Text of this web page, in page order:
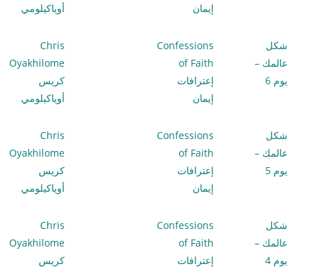
إيمان
أوياكيلومي
شكل
عالمك –
يوم 6
Confessions
of Faith
إعترافات
إيمان
Chris
Oyakhilome
كريس
أوياكيلومي
شكل
عالمك –
يوم 5
Confessions
of Faith
إعترافات
إيمان
Chris
Oyakhilome
كريس
أوياكيلومي
شكل
عالمك –
يوم 4
Confessions
of Faith
إعترافات
Chris
Oyakhilome
كريس